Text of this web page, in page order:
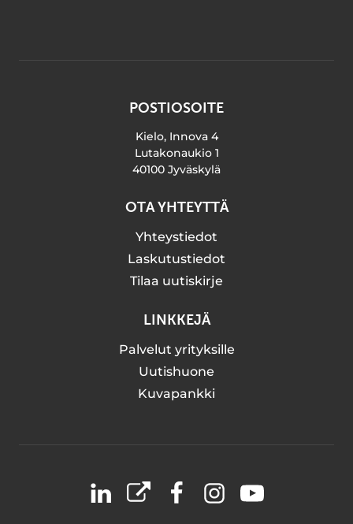
POSTIOSOITE
Kielo, Innova 4
Lutakonaukio 1
40100 Jyväskylä
OTA YHTEYTTÄ
Yhteystiedot
Laskutustiedot
Tilaa uutiskirje
LINKKEJÄ
Palvelut yrityksille
Uutishuone
Kuvapankki
LinkedIn
X FacebookInstagramYouTube